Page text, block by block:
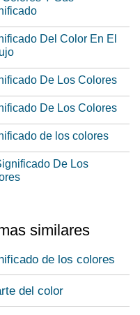
Del Color En El
De Los Colores
De Los Colores
de los colores
De Los
similares
de los colores
del color